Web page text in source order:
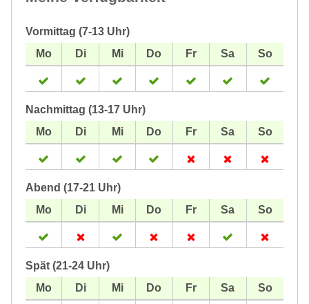
Vormittag (7-13 Uhr)
Nachmittag (13-17 Uhr)
Abend (17-21 Uhr)
Spät (21-24 Uhr)